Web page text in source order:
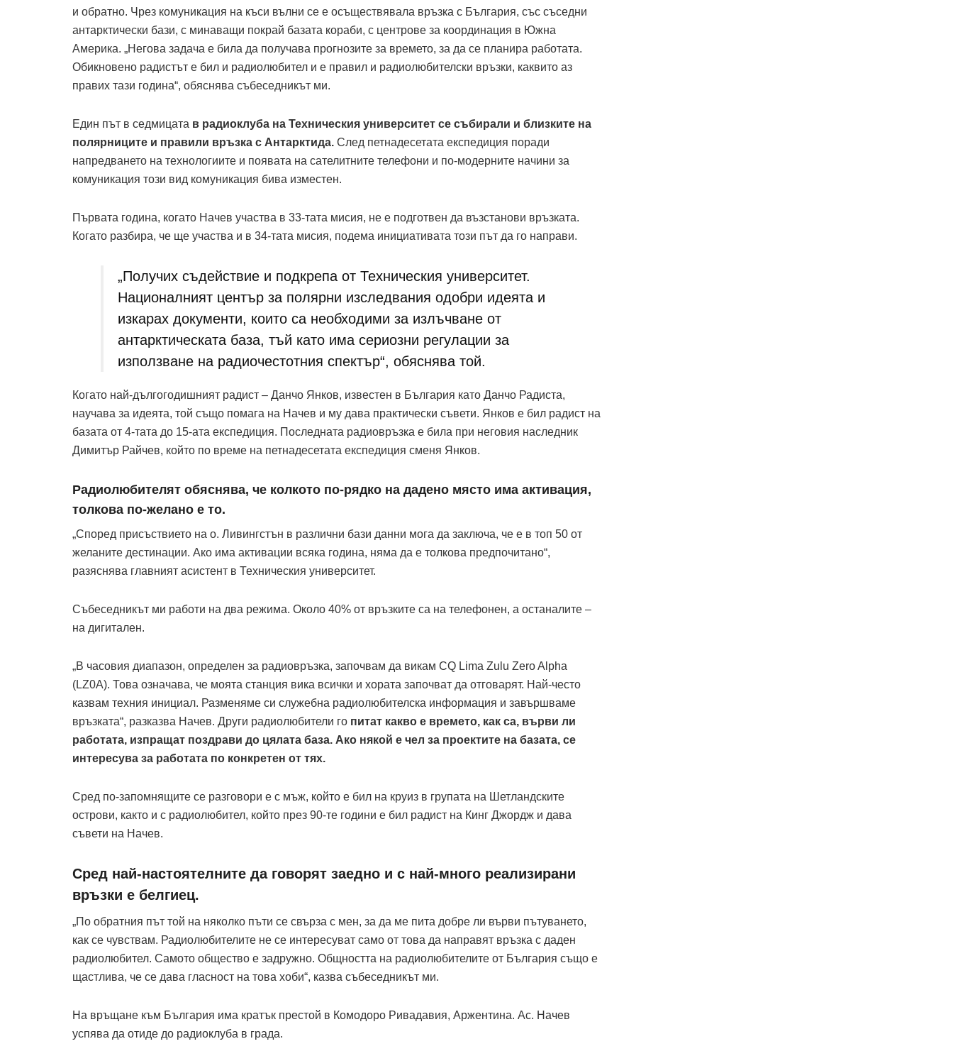
и обратно. Чрез комуникация на къси вълни се е осъществявала връзка с България, със съседни
антарктически бази, с минаващи покрай базата кораби, с центрове за координация в Южна
Америка. „Негова задача е била да получава прогнозите за времето, за да се планира работата.
Обикновено радистът е бил и радиолюбител и е правил и радиолюбителски връзки, каквито аз
правих тази година“, обяснява събеседникът ми.
Един път в седмицата в радиоклуба на Техническия университет се събирали и близките на
полярниците и правили връзка с Антарктида. След петнадесетата експедиция поради
напредването на технологиите и появата на сателитните телефони и по-модерните начини за
комуникация този вид комуникация бива изместен.
Първата година, когато Начев участва в 33-тата мисия, не е подготвен да възстанови връзката.
Когато разбира, че ще участва и в 34-тата мисия, подема инициативата този път да го направи.
„Получих съдействие и подкрепа от Техническия университет.
Националният център за полярни изследвания одобри идеята и
изкарах документи, които са необходими за излъчване от
антарктическата база, тъй като има сериозни регулации за
използване на радиочестотния спектър“, обяснява той.
Когато най-дългогодишният радист – Данчо Янков, известен в България като Данчо Радиста,
научава за идеята, той също помага на Начев и му дава практически съвети. Янков е бил радист на
базата от 4-тата до 15-ата експедиция. Последната радиовръзка е била при неговия наследник
Димитър Райчев, който по време на петнадесетата експедиция сменя Янков.
Радиолюбителят обяснява, че колкото по-рядко на дадено място има активация,
толкова по-желано е то.
„Според присъствието на о. Ливингстън в различни бази данни мога да заключа, че е в топ 50 от
желаните дестинации. Ако има активации всяка година, няма да е толкова предпочитано“,
разяснява главният асистент в Техническия университет.
Събеседникът ми работи на два режима. Около 40% от връзките са на телефонен, а останалите –
на дигитален.
„В часовия диапазон, определен за радиовръзка, започвам да викам CQ Lima Zulu Zero Alpha
(LZ0A). Това означава, че моята станция вика всички и хората започват да отговарят. Най-често
казвам техния инициал. Разменяме си служебна радиолюбителска информация и завършваме
връзката“, разказва Начев. Други радиолюбители го питат какво е времето, как са, върви ли
работата, изпращат поздрави до цялата база. Ако някой е чел за проектите на базата, се
интересува за работата по конкретен от тях.
Сред по-запомнящите се разговори е с мъж, който е бил на круиз в групата на Шетландските
острови, както и с радиолюбител, който през 90-те години е бил радист на Кинг Джордж и дава
съвети на Начев.
Сред най-настоятелните да говорят заедно и с най-много реализирани
връзки е белгиец.
„По обратния път той на няколко пъти се свърза с мен, за да ме пита добре ли върви пътуването,
как се чувствам. Радиолюбителите не се интересуват само от това да направят връзка с даден
радиолюбител. Самото общество е задружно. Общността на радиолюбителите от България също е
щастлива, че се дава гласност на това хоби“, казва събеседникът ми.
На връщане към България има кратък престой в Комодоро Ривадавия, Аржентина. Ас. Начев
успява да отиде до радиоклуба в града.